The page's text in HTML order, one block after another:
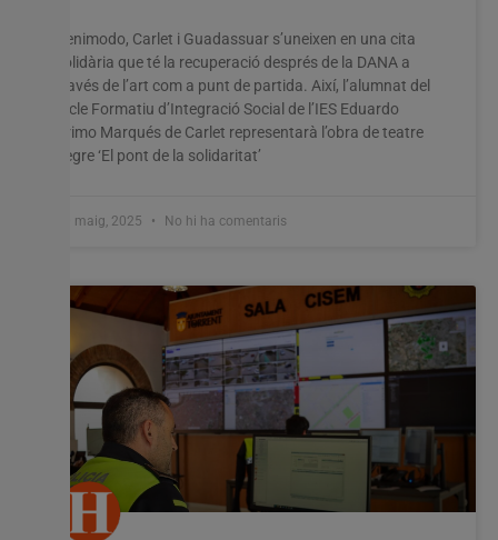
Benimodo, Carlet i Guadassuar s’uneixen en una cita
solidària que té la recuperació després de la DANA a
través de l’art com a punt de partida. Així, l’alumnat del
Cicle Formatiu d’Integració Social de l’IES Eduardo
Primo Marqués de Carlet representarà l’obra de teatre
negre ‘El pont de la solidaritat’
20 maig, 2025 No hi ha comentaris